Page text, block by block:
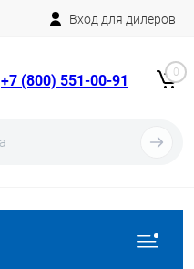
Вход для дилеров
+7 (800) 551-00-91 0